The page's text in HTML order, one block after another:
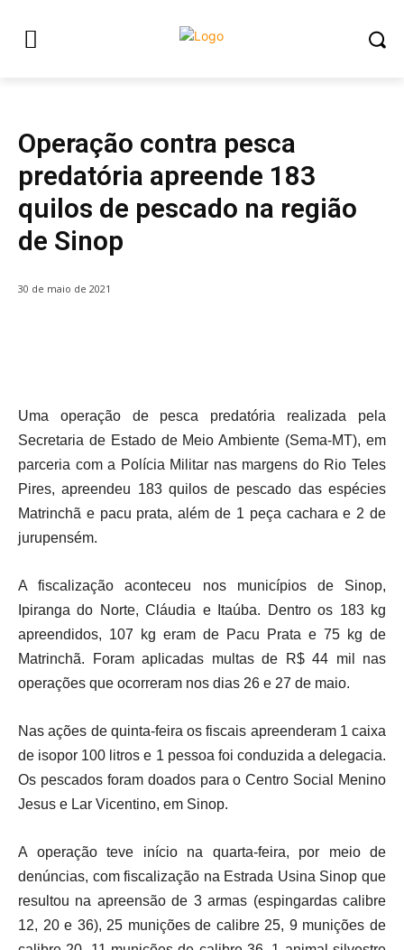
Operação contra pesca
predatória apreende 183
quilos de pescado na região
de Sinop
30 de maio de 2021
Uma operação de pesca predatória realizada pela
Secretaria de Estado de Meio Ambiente (Sema-MT), em
parceria com a Polícia Militar nas margens do Rio Teles
Pires, apreendeu 183 quilos de pescado das espécies
Matrinchã e pacu prata, além de 1 peça cachara e 2 de
jurupensém.
A fiscalização aconteceu nos municípios de Sinop,
Ipiranga do Norte, Cláudia e Itaúba. Dentro os 183 kg
apreendidos, 107 kg eram de Pacu Prata e 75 kg de
Matrinchã. Foram aplicadas multas de R$ 44 mil nas
operações que ocorreram nos dias 26 e 27 de maio.
Nas ações de quinta-feira os fiscais apreenderam 1 caixa
de isopor 100 litros e 1 pessoa foi conduzida a delegacia.
Os pescados foram doados para o Centro Social Menino
Jesus e Lar Vicentino, em Sinop.
A operação teve início na quarta-feira, por meio de
denúncias, com fiscalização na Estrada Usina Sinop que
resultou na apreensão de 3 armas (espingardas calibre
12, 20 e 36), 25 munições de calibre 25, 9 munições de